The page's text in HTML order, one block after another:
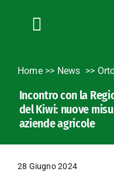
Toggle
News
Bandi
Convenzioni
Home>> News
Incontro con la
del Kiwi: nuove
aziende agricole
28 Giugno 2024